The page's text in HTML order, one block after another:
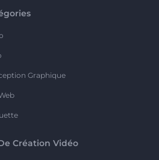
Graphique
Création Vidéo